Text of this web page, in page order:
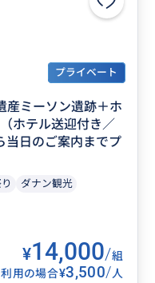
プライベート
産ミーソン遺跡＋ホ
ホテル送迎付き／
当日のご案内までプ
ダナン観光
¥14,000/組
用の場合¥3,500/人